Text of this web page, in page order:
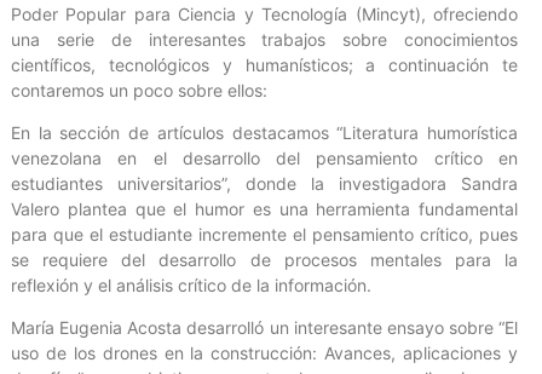
Poder Popular para Ciencia y Tecnología (Mincyt), ofreciendo
una serie de interesantes trabajos sobre conocimientos
científicos, tecnológicos y humanísticos; a continuación te
contaremos un poco sobre ellos:
En la sección de artículos destacamos “Literatura humorística
venezolana en el desarrollo del pensamiento crítico en
estudiantes universitarios”, donde la investigadora Sandra
Valero plantea que el humor es una herramienta fundamental
para que el estudiante incremente el pensamiento crítico, pues
se requiere del desarrollo de procesos mentales para la
reflexión y el análisis crítico de la información.
María Eugenia Acosta desarrolló un interesante ensayo sobre “El
uso de los drones en la construcción: Avances, aplicaciones y